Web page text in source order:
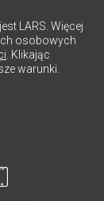
LARS. Więcej
osobowych
. Klikając
warunki.